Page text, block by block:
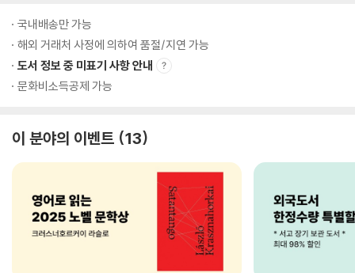
국내배송만 가능
해외 거래처 사정에 의하여 품절/지연 가능
도서 정보 중 미표기 사항 안내
문화비소득공제 가능
이 분야의 이벤트 13